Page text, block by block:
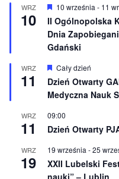
WRZ
10
W
y
r
ó
ż
n
o
n
e
10 września - 11
II Ogólnopolska
Dnia
Gdański
WRZ
11
W
y
r
ó
n
o
e
Cały dzień
Dzień Otwarty
Medyczna Nauk
WRZ
11
09:00
Dzień Otwarty
WRZ
19
19 września -25
XXII Lubelski
nauki” – Lublin